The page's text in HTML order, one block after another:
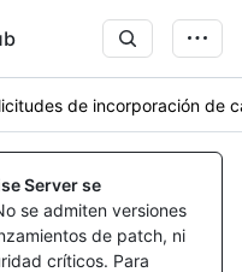
de incorporación de
Server se
se admiten versiones
de patch, ni
críticos. Para